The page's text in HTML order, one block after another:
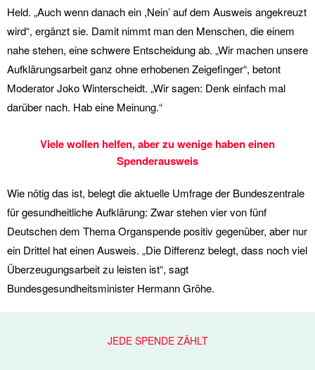
Held. „Auch wenn danach ein ,Nein’ auf dem Ausweis angekreuzt
wird“, ergänzt sie. Damit nimmt man den Menschen, die einem
nahe stehen, eine schwere Entscheidung ab. „Wir machen unsere
Aufklärungsarbeit ganz ohne erhobenen Zeigefinger“, betont
Moderator Joko Winterscheidt. „Wir sagen: Denk einfach mal
darüber nach. Hab eine Meinung.“
Viele wollen helfen, aber zu wenige haben einen
Spenderausweis
Wie nötig das ist, belegt die aktuelle Umfrage der Bundeszentrale
für gesundheitliche Aufklärung: Zwar stehen vier von fünf
Deutschen dem Thema Organspende positiv gegenüber, aber nur
ein Drittel hat einen Ausweis. „Die Differenz belegt, dass noch viel
Überzeugungsarbeit zu leisten ist“, sagt
Bundesgesundheitsminister Hermann Gröhe.
JEDE SPENDE ZÄHLT